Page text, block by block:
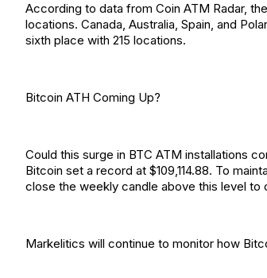
According to data from Coin ATM Radar,
locations. Canada, Australia, Spain, and
sixth place with 215 locations.
Bitcoin ATH Coming Up?
Could this surge in BTC ATM installations
Bitcoin set a record at $109,114.88. To
close the weekly candle above this level to
Markelitics will continue to monitor how